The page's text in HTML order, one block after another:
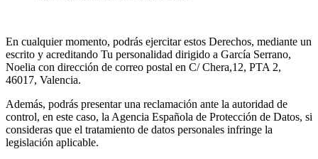
En cualquier momento, podrás ejercitar estos Derechos, mediante un
escrito y acreditando Tu personalidad dirigido a García Serrano,
Noelia con dirección de correo postal en C/ Chera,12, PTA 2,
46017, Valencia.
Además, podrás presentar una reclamación ante la autoridad de
control, en este caso, la Agencia Española de Protección de Datos, si
consideras que el tratamiento de datos personales infringe la
legislación aplicable.